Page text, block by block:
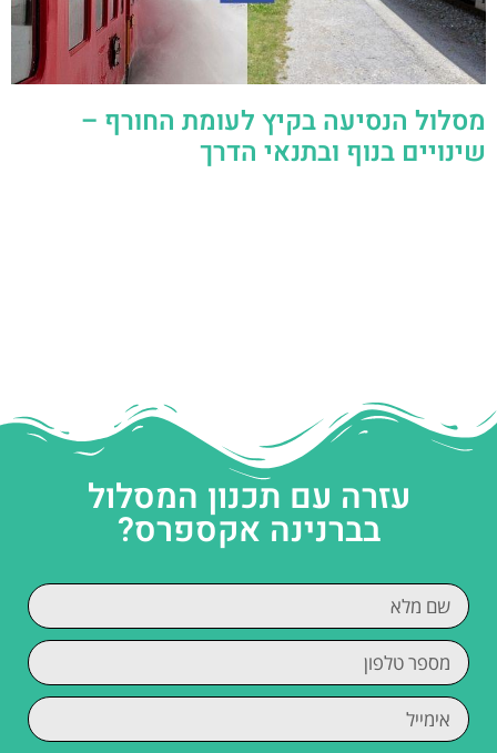
מסלול הנסיעה בקיץ לעומת החורף –
שינויים בנוף ובתנאי הדרך
עזרה עם תכנון המסלול
בברנינה אקספרס?